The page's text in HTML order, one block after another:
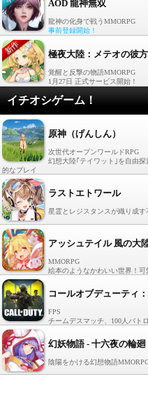
AOD 龍神無双
龍神の化身で戦うMMORPG
事前登録開始！
極夜大陸：メテオの彼方
覚醒と反撃の物語MMORPG
1月27日 正式サービス開始！
イチオシゲーム！
原神（げんしん）
次世代オープンワールドRPG
幻想大陸｢テイワット｣を自由
的なプレイ
ラストエトワール
星霊とレジスタンスが織り成
アッシュテイル 風の大
MMORPG
絵本のようなかわいい世界！可
コールオブデューティ
FPS
チームデスマッチ、100人バト
幻妖物語 - 十六夜の輪廻
陰陽をかける幻想物語